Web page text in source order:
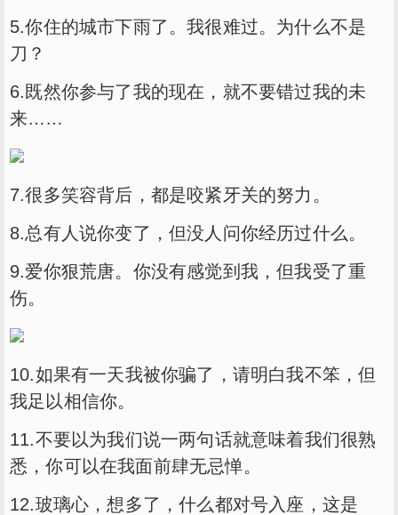
5.你住的城市下雨了。我很难过。为什么不是
刀？
6.既然你参与了我的现在，就不要错过我的未
来……
7.很多笑容背后，都是咬紧牙关的努力。
8.总有人说你变了，但没人问你经历过什么。
9.爱你狠荒唐。你没有感觉到我，但我受了重
伤。
10.如果有一天我被你骗了，请明白我不笨，但
我足以相信你。
11.不要以为我们说一两句话就意味着我们很熟
悉，你可以在我面前肆无忌惮。
12.玻璃心，想多了，什么都对号入座，这是